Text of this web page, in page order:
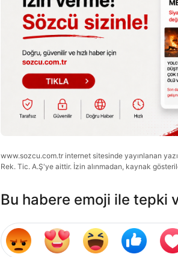
www.sozcu.com.tr internet sitesinde yayınlanan
Rek. Tic. A.Ş'ye aittir. İzin alınmadan, kaynak
Bu habere emoji ile tepki